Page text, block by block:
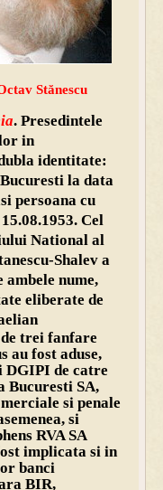
Stănescu
. Presedintele
in
identitate:
la data
persoana cu
Cel
National al
Shalev a
nume,
eliberate de
trei fanfare
au fost aduse,
DGIPI de catre
Bucuresti SA,
si penale
si
RVA SA
implicata si in
banci
BIR,